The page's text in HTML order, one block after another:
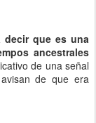
decir que es una
ancestrales
de una señal
de que era